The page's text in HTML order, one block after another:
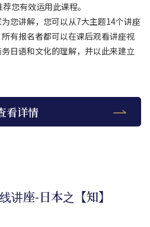
您有效运用此课程。
您讲解，您可以从7大主题14个讲座
有报名者都可以在课后观看讲座视
日语和文化的理解，并以此来建立
看详情
讲座-日本之【知】